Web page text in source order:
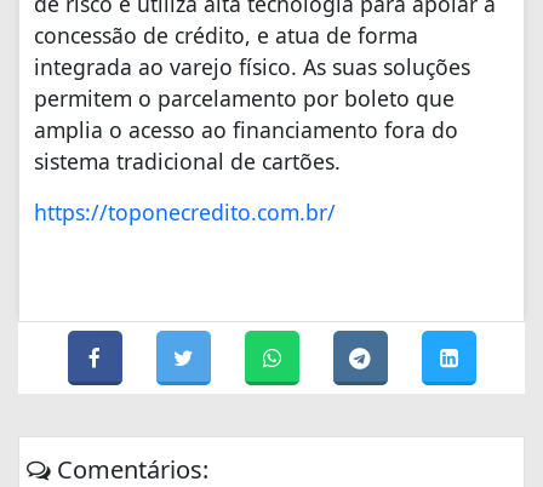
concessão de crédito, e atua de forma
integrada ao varejo físico. As suas soluções
permitem o parcelamento por boleto que
amplia o acesso ao financiamento fora do
sistema tradicional de cartões.
https://toponecredito.com.br/
Comentários: